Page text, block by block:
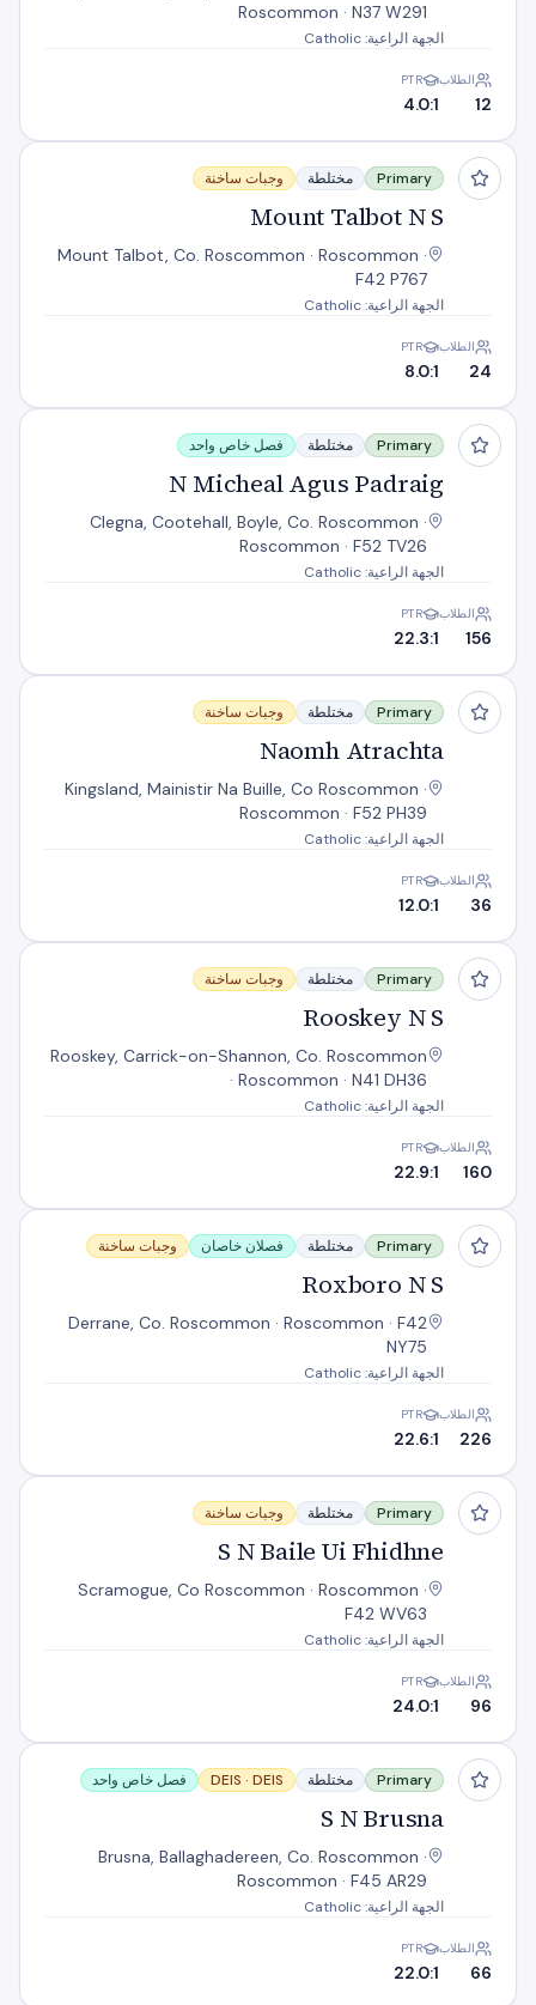
Roscommon · N37 W291
الجهة الراعية: Catholic
الطلاب
12
PTR
4.0:1
Mount Talbot N S
Primary مختلطة وجبات ساخنة
Mount Talbot N S
Mount Talbot, Co. Roscommon · Roscommon ·
F42 P767
الجهة الراعية: Catholic
الطلاب
24
PTR
8.0:1
N Micheal Agus Padraig
Primary مختلطة فصل خاص واحد
N Micheal Agus Padraig
Clegna, Cootehall, Boyle, Co. Roscommon ·
Roscommon · F52 TV26
الجهة الراعية: Catholic
الطلاب
156
PTR
22.3:1
Naomh Atrachta
Primary مختلطة وجبات ساخنة
Naomh Atrachta
Kingsland, Mainistir Na Buille, Co Roscommon ·
Roscommon · F52 PH39
الجهة الراعية: Catholic
الطلاب
36
PTR
12.0:1
Rooskey N S
Primary مختلطة وجبات ساخنة
Rooskey N S
Rooskey, Carrick-on-Shannon, Co. Roscommon
· Roscommon · N41 DH36
الجهة الراعية: Catholic
الطلاب
160
PTR
22.9:1
Roxboro N S
Primary مختلطة فصلان خاصان وجبات ساخنة
Roxboro N S
Derrane, Co. Roscommon · Roscommon · F42
NY75
الجهة الراعية: Catholic
الطلاب
226
PTR
22.6:1
S N Baile Ui Fhidhne
Primary مختلطة وجبات ساخنة
S N Baile Ui Fhidhne
Scramogue, Co Roscommon · Roscommon ·
F42 WV63
الجهة الراعية: Catholic
الطلاب
96
PTR
24.0:1
S N Brusna
Primary مختلطة DEIS · DEIS فصل خاص واحد
S N Brusna
Brusna, Ballaghadereen, Co. Roscommon ·
Roscommon · F45 AR29
الجهة الراعية: Catholic
الطلاب
66
PTR
22.0:1